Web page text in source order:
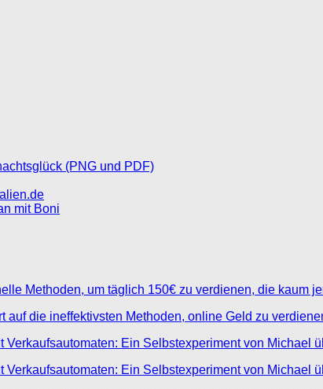
(PNG und PDF)
mit Boni
Methoden, um täglich 150€ zu verdienen, die kaum
auf die ineffektivsten Methoden, online Geld zu
Verkaufsautomaten: Ein Selbstexperiment von Michael
Verkaufsautomaten: Ein Selbstexperiment von Michael